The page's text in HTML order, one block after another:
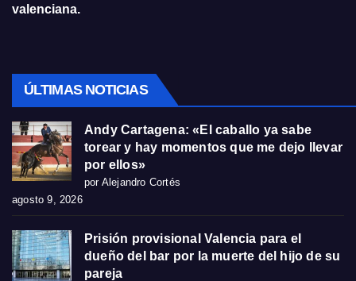
valenciana.
ÚLTIMAS NOTICIAS
Andy Cartagena: «El caballo ya sabe
torear y hay momentos que me dejo llevar
por ellos»
por Alejandro Cortés
agosto 9, 2026
Prisión provisional Valencia para el
dueño del bar por la muerte del hijo de su
pareja